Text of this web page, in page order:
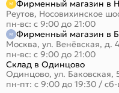
Фирменный магазин в
Реутов, Носовихинское
пн-вс: с 9:00 до 21:00
Фирменный магазин в
Москва, ул. Венёвская, д. 4
пн-вс: с 9:00 до 21:00
Склад в Одинцово
Одинцово, ул. Баковская,
пн-пт: с 9:00 до 19:30 /